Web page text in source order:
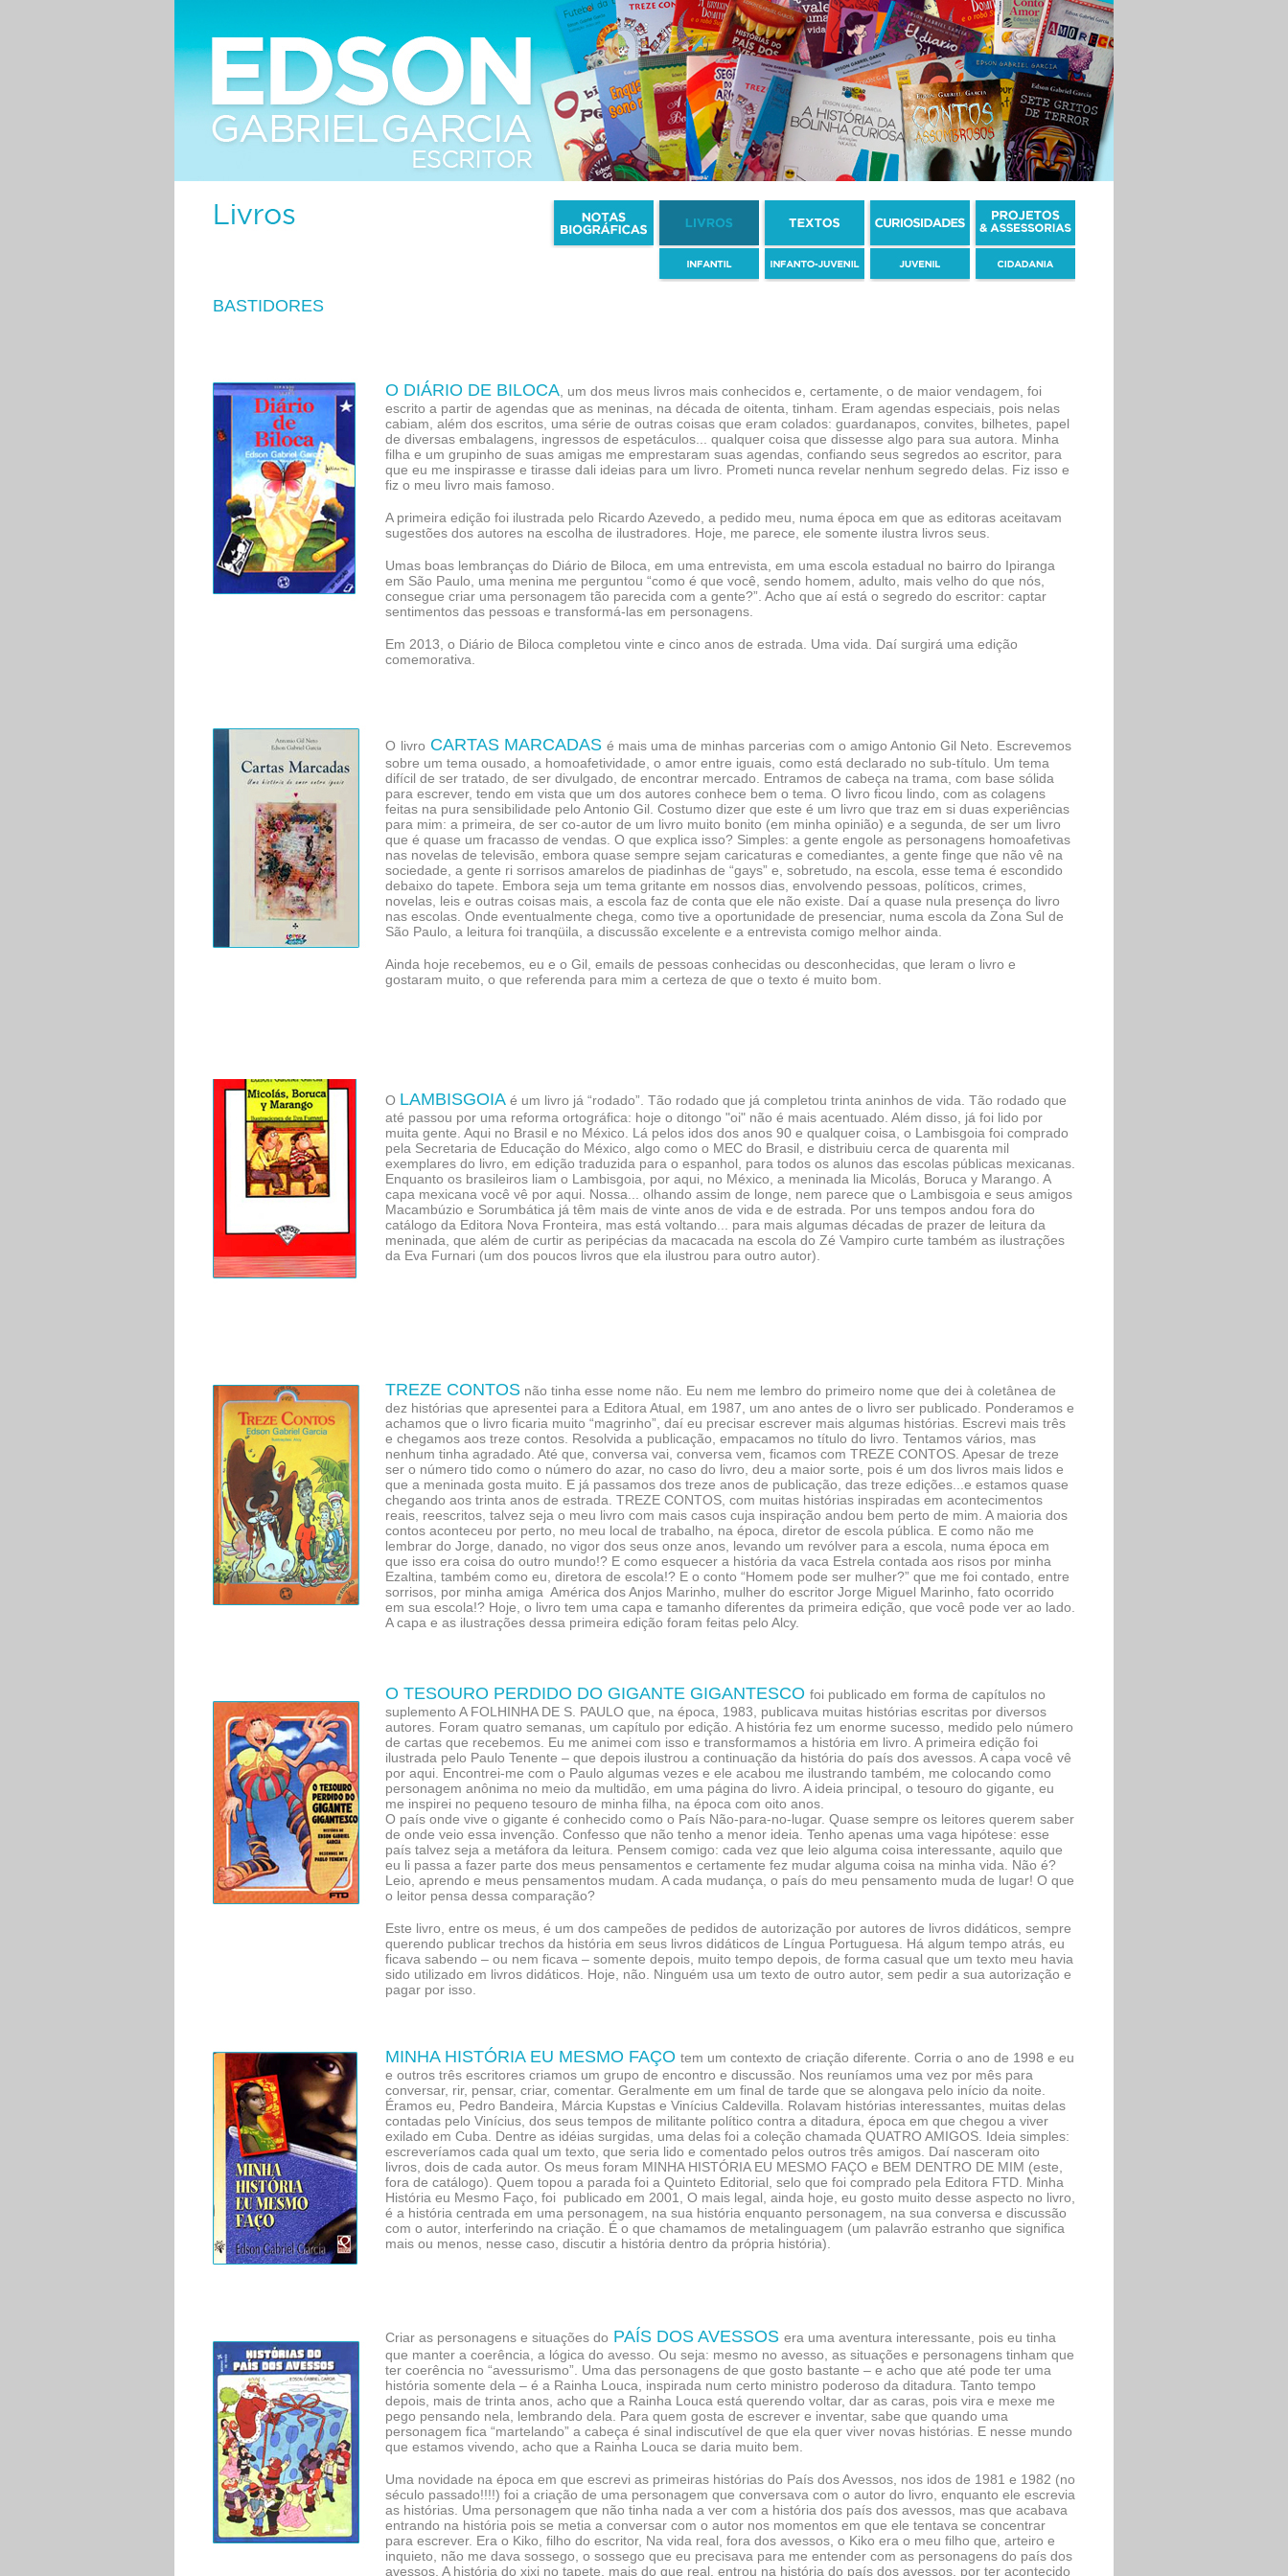
BASTIDORES
O DIÁRIO DE BILOCA , um dos meus livros mais conhecidos e, certamente, o de maior vendagem, foi
escrito a partir de agendas que as meninas, na década de oitenta, tinham. Eram agendas especiais, pois nelas
cabiam, além dos escritos, uma série de outras coisas que eram colados: guardanapos, convites, bilhetes, papel
de diversas embalagens, ingressos de espetáculos... qualquer coisa que dissesse algo para sua autora. Minha
filha e um grupinho de suas amigas me emprestaram suas agendas, confiando seus segredos ao escritor, para
que eu me inspirasse e tirasse dali ideias para um livro. Prometi nunca revelar nenhum segredo delas. Fiz isso e
fiz o meu livro mais famoso.
A primeira edição foi ilustrada pelo Ricardo Azevedo, a pedido meu, numa época em que as editoras aceitavam
sugestões dos autores na escolha de ilustradores. Hoje, me parece, ele somente ilustra livros seus.
Umas boas lembranças do Diário de Biloca, em uma entrevista, em uma escola estadual no bairro do Ipiranga
em São Paulo, uma menina me perguntou “como é que você, sendo homem, adulto, mais velho do que nós,
consegue criar uma personagem tão parecida com a gente?”. Acho que aí está o segredo do escritor: captar
sentimentos das pessoas e transformá-las em personagens.
Em 2013, o Diário de Biloca completou vinte e cinco anos de estrada. Uma vida. Daí surgirá uma edição
comemorativa.
O livro CARTAS MARCADAS é mais uma de minhas parcerias com o amigo Antonio Gil Neto. Escrevemos
sobre um tema ousado, a homoafetividade, o amor entre iguais, como está declarado no sub-título. Um tema
difícil de ser tratado, de ser divulgado, de encontrar mercado. Entramos de cabeça na trama, com base sólida
para escrever, tendo em vista que um dos autores conhece bem o tema. O livro ficou lindo, com as colagens
feitas na pura sensibilidade pelo Antonio Gil. Costumo dizer que este é um livro que traz em si duas experiências
para mim: a primeira, de ser co-autor de um livro muito bonito (em minha opinião) e a segunda, de ser um livro
que é quase um fracasso de vendas. O que explica isso? Simples: a gente engole as personagens homoafetivas
nas novelas de televisão, embora quase sempre sejam caricaturas e comediantes, a gente finge que não vê na
sociedade, a gente ri sorrisos amarelos de piadinhas de “gays” e, sobretudo, na escola, esse tema é escondido
debaixo do tapete. Embora seja um tema gritante em nossos dias, envolvendo pessoas, políticos, crimes,
novelas, leis e outras coisas mais, a escola faz de conta que ele não existe. Daí a quase nula presença do livro
nas escolas. Onde eventualmente chega, como tive a oportunidade de presenciar, numa escola da Zona Sul de
São Paulo, a leitura foi tranqüila, a discussão excelente e a entrevista comigo melhor ainda.
Ainda hoje recebemos, eu e o Gil, emails de pessoas conhecidas ou desconhecidas, que leram o livro e
gostaram muito, o que referenda para mim a certeza de que o texto é muito bom.
O LAMBISGOIA é um livro já “rodado”. Tão rodado que já completou trinta aninhos de vida. Tão rodado que
até passou por uma reforma ortográfica: hoje o ditongo "oi" não é mais acentuado. Além disso, já foi lido por
muita gente. Aqui no Brasil e no México. Lá pelos idos dos anos 90 e qualquer coisa, o Lambisgoia foi comprado
pela Secretaria de Educação do México, algo como o MEC do Brasil, e distribuiu cerca de quarenta mil
exemplares do livro, em edição traduzida para o espanhol, para todos os alunos das escolas públicas mexicanas.
Enquanto os brasileiros liam o Lambisgoia, por aqui, no México, a meninada lia Micolás, Boruca y Marango. A
capa mexicana você vê por aqui. Nossa... olhando assim de longe, nem parece que o Lambisgoia e seus amigos
Macambúzio e Sorumbática já têm mais de vinte anos de vida e de estrada. Por uns tempos andou fora do
catálogo da Editora Nova Fronteira, mas está voltando... para mais algumas décadas de prazer de leitura da
meninada, que além de curtir as peripécias da macacada na escola do Zé Vampiro curte também as ilustrações
da Eva Furnari (um dos poucos livros que ela ilustrou para outro autor).
TREZE CONTOS não tinha esse nome não. Eu nem me lembro do primeiro nome que dei à coletânea de
dez histórias que apresentei para a Editora Atual, em 1987, um ano antes de o livro ser publicado. Ponderamos e
achamos que o livro ficaria muito “magrinho”, daí eu precisar escrever mais algumas histórias. Escrevi mais três
e chegamos aos treze contos. Resolvida a publicação, empacamos no título do livro. Tentamos vários, mas
nenhum tinha agradado. Até que, conversa vai, conversa vem, ficamos com TREZE CONTOS. Apesar de treze
ser o número tido como o número do azar, no caso do livro, deu a maior sorte, pois é um dos livros mais lidos e
que a meninada gosta muito. E já passamos dos treze anos de publicação, das treze edições...e estamos quase
chegando aos trinta anos de estrada. TREZE CONTOS, com muitas histórias inspiradas em acontecimentos
reais, reescritos, talvez seja o meu livro com mais casos cuja inspiração andou bem perto de mim. A maioria dos
contos aconteceu por perto, no meu local de trabalho, na época, diretor de escola pública. E como não me
lembrar do Jorge, danado, no vigor dos seus onze anos, levando um revólver para a escola, numa época em
que isso era coisa do outro mundo!? E como esquecer a história da vaca Estrela contada aos risos por minha
Ezaltina, também como eu, diretora de escola!? E o conto “Homem pode ser mulher?” que me foi contado, entre
sorrisos, por minha amiga América dos Anjos Marinho, mulher do escritor Jorge Miguel Marinho, fato ocorrido
em sua escola!? Hoje, o livro tem uma capa e tamanho diferentes da primeira edição, que você pode ver ao lado.
A capa e as ilustrações dessa primeira edição foram feitas pelo Alcy.
O TESOURO PERDIDO DO GIGANTE GIGANTESCO foi publicado em forma de capítulos no
suplemento A FOLHINHA DE S. PAULO que, na época, 1983, publicava muitas histórias escritas por diversos
autores. Foram quatro semanas, um capítulo por edição. A história fez um enorme sucesso, medido pelo número
de cartas que recebemos. Eu me animei com isso e transformamos a história em livro. A primeira edição foi
ilustrada pelo Paulo Tenente – que depois ilustrou a continuação da história do país dos avessos. A capa você vê
por aqui. Encontrei-me com o Paulo algumas vezes e ele acabou me ilustrando também, me colocando como
personagem anônima no meio da multidão, em uma página do livro. A ideia principal, o tesouro do gigante, eu
me inspirei no pequeno tesouro de minha filha, na época com oito anos.
O país onde vive o gigante é conhecido como o País Não-para-no-lugar. Quase sempre os leitores querem saber
de onde veio essa invenção. Confesso que não tenho a menor ideia. Tenho apenas uma vaga hipótese: esse
país talvez seja a metáfora da leitura. Pensem comigo: cada vez que leio alguma coisa interessante, aquilo que
eu li passa a fazer parte dos meus pensamentos e certamente fez mudar alguma coisa na minha vida. Não é?
Leio, aprendo e meus pensamentos mudam. A cada mudança, o país do meu pensamento muda de lugar! O que
o leitor pensa dessa comparação?
Este livro, entre os meus, é um dos campeões de pedidos de autorização por autores de livros didáticos, sempre
querendo publicar trechos da história em seus livros didáticos de Língua Portuguesa. Há algum tempo atrás, eu
ficava sabendo – ou nem ficava – somente depois, muito tempo depois, de forma casual que um texto meu havia
sido utilizado em livros didáticos. Hoje, não. Ninguém usa um texto de outro autor, sem pedir a sua autorização e
pagar por isso.
MINHA HISTÓRIA EU MESMO FAÇO tem um contexto de criação diferente. Corria o ano de 1998 e eu
e outros três escritores criamos um grupo de encontro e discussão. Nos reuníamos uma vez por mês para
conversar, rir, pensar, criar, comentar. Geralmente em um final de tarde que se alongava pelo início da noite.
Éramos eu, Pedro Bandeira, Márcia Kupstas e Vinícius Caldevilla. Rolavam histórias interessantes, muitas delas
contadas pelo Vinícius, dos seus tempos de militante político contra a ditadura, época em que chegou a viver
exilado em Cuba. Dentre as idéias surgidas, uma delas foi a coleção chamada QUATRO AMIGOS. Ideia simples:
escreveríamos cada qual um texto, que seria lido e comentado pelos outros três amigos. Daí nasceram oito
livros, dois de cada autor. Os meus foram MINHA HISTÓRIA EU MESMO FAÇO e BEM DENTRO DE MIM (este,
fora de catálogo). Quem topou a parada foi a Quinteto Editorial, selo que foi comprado pela Editora FTD. Minha
História eu Mesmo Faço, foi publicado em 2001, O mais legal, ainda hoje, eu gosto muito desse aspecto no livro,
é a história centrada em uma personagem, na sua história enquanto personagem, na sua conversa e discussão
com o autor, interferindo na criação. É o que chamamos de metalinguagem (um palavrão estranho que significa
mais ou menos, nesse caso, discutir a história dentro da própria história).
Criar as personagens e situações do PAÍS DOS AVESSOS era uma aventura interessante, pois eu tinha
que manter a coerência, a lógica do avesso. Ou seja: mesmo no avesso, as situações e personagens tinham que
ter coerência no “avessurismo”. Uma das personagens de que gosto bastante – e acho que até pode ter uma
história somente dela – é a Rainha Louca, inspirada num certo ministro poderoso da ditadura. Tanto tempo
depois, mais de trinta anos, acho que a Rainha Louca está querendo voltar, dar as caras, pois vira e mexe me
pego pensando nela, lembrando dela. Para quem gosta de escrever e inventar, sabe que quando uma
personagem fica “martelando” a cabeça é sinal indiscutível de que ela quer viver novas histórias. E nesse mundo
que estamos vivendo, acho que a Rainha Louca se daria muito bem.
Uma novidade na época em que escrevi as primeiras histórias do País dos Avessos, nos idos de 1981 e 1982 (no
século passado!!!!) foi a criação de uma personagem que conversava com o autor do livro, enquanto ele escrevia
as histórias. Uma personagem que não tinha nada a ver com a história dos país dos avessos, mas que acabava
entrando na história pois se metia a conversar com o autor nos momentos em que ele tentava se concentrar
para escrever. Era o Kiko, filho do escritor, Na vida real, fora dos avessos, o Kiko era o meu filho que, arteiro e
inquieto, não me dava sossego, o sossego que eu precisava para me entender com as personagens do país dos
avessos. A história do xixi no tapete, mais do que real, entrou na história do país dos avessos, por ter acontecido